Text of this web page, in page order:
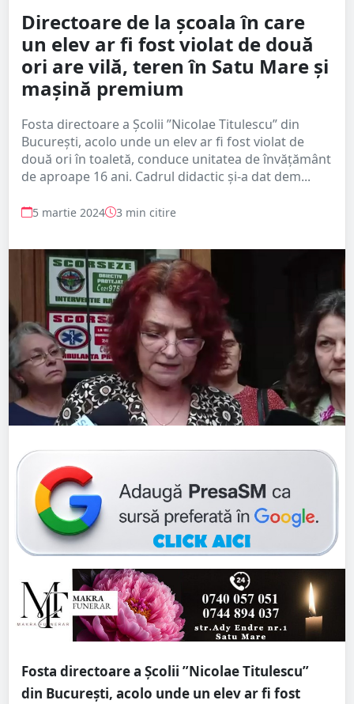
Directoare de la școala în care
un elev ar fi fost violat de două
ori are vilă, teren în Satu Mare și
mașină premium
Fosta directoare a Școlii ”Nicolae Titulescu” din
București, acolo unde un elev ar fi fost violat de
două ori în toaletă, conduce unitatea de învățământ
de aproape 16 ani. Cadrul didactic și-a dat dem...
5 martie 2024 3 min citire
Fosta directoare a Școlii ”Nicolae Titulescu”
din București, acolo unde un elev ar fi fost